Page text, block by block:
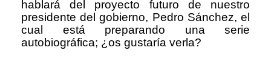
hablará del proyecto futuro de nuestro
presidente del gobierno, Pedro Sánchez, el
cual está preparando una serie
autobiográfica; ¿os gustaría verla?